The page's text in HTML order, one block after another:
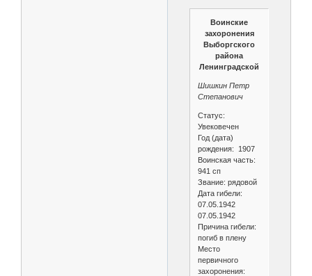
Воинские
захоронения
Выборгского
района
Ленинградской
Шишкин Петр
Степанович
Статус:
Увековечен
Год (дата)
рождения: 1907
Воинская часть:
941 сп
Звание: рядовой
Дата гибели:
07.05.1942
07.05.1942
Причина гибели:
погиб в плену
Место
первичного
захоронения: